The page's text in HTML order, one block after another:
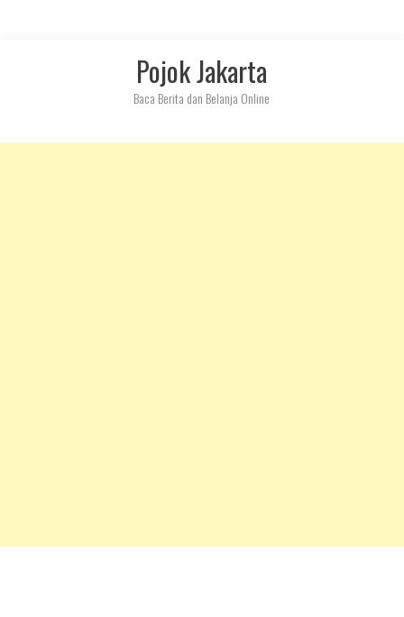
Pojok Jakarta
Baca Berita dan Belanja Online